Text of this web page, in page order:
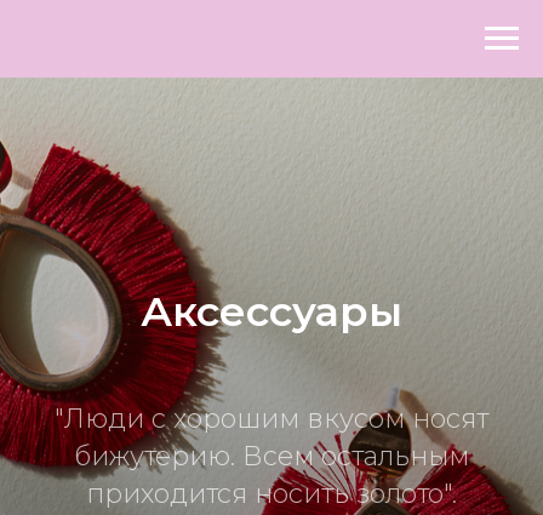
Аксессуары
"Люди с хорошим вкусом носят
бижутерию. Всем остальным
приходится носить золото".